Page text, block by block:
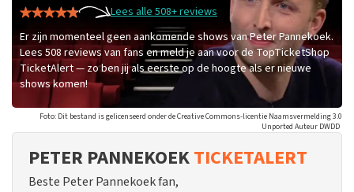
Lees alle 508+ reviews
Er zijn momenteel geen aankomende shows van Peter Pannekoek.
Lees 508 reviews van fans en meld je aan voor de TopTicketShop
TicketAlert — zo ben jij als eerste op de hoogte als er nieuwe
shows komen!
Foto: Dit bestand is gelicenseerd onder de Creative Commons-licentie Naamsvermelding 3.0
Unported Auteur DWDD
PETER PANNEKOEKTICKETALERT
Beste Peter Pannekoek fan,